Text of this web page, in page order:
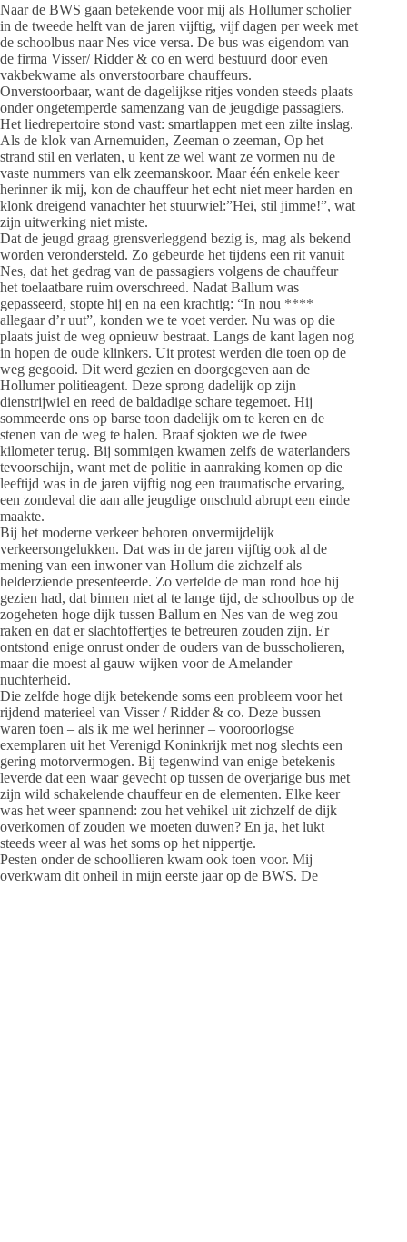
Naar de BWS gaan betekende voor mij als Hollumer scholier
in de tweede helft van de jaren vijftig, vijf dagen per week met
de schoolbus naar Nes vice versa. De bus was eigendom van
de firma Visser/ Ridder & co en werd bestuurd door even
vakbekwame als onverstoorbare chauffeurs.
Onverstoorbaar, want de dagelijkse ritjes vonden steeds plaats
onder ongetemperde samenzang van de jeugdige passagiers.
Het liedrepertoire stond vast: smartlappen met een zilte inslag.
Als de klok van Arnemuiden, Zeeman o zeeman, Op het
strand stil en verlaten, u kent ze wel want ze vormen nu de
vaste nummers van elk zeemanskoor. Maar één enkele keer
herinner ik mij, kon de chauffeur het echt niet meer harden en
klonk dreigend vanachter het stuurwiel:”Hei, stil jimme!”, wat
zijn uitwerking niet miste.
Dat de jeugd graag grensverleggend bezig is, mag als bekend
worden verondersteld. Zo gebeurde het tijdens een rit vanuit
Nes, dat het gedrag van de passagiers volgens de chauffeur
het toelaatbare ruim overschreed. Nadat Ballum was
gepasseerd, stopte hij en na een krachtig: “In nou ****
allegaar d’r uut”, konden we te voet verder. Nu was op die
plaats juist de weg opnieuw bestraat. Langs de kant lagen nog
in hopen de oude klinkers. Uit protest werden die toen op de
weg gegooid. Dit werd gezien en doorgegeven aan de
Hollumer politieagent. Deze sprong dadelijk op zijn
dienstrijwiel en reed de baldadige schare tegemoet. Hij
sommeerde ons op barse toon dadelijk om te keren en de
stenen van de weg te halen. Braaf sjokten we de twee
kilometer terug. Bij sommigen kwamen zelfs de waterlanders
tevoorschijn, want met de politie in aanraking komen op die
leeftijd was in de jaren vijftig nog een traumatische ervaring,
een zondeval die aan alle jeugdige onschuld abrupt een einde
maakte.
Bij het moderne verkeer behoren onvermijdelijk
verkeersongelukken. Dat was in de jaren vijftig ook al de
mening van een inwoner van Hollum die zichzelf als
helderziende presenteerde. Zo vertelde de man rond hoe hij
gezien had, dat binnen niet al te lange tijd, de schoolbus op de
zogeheten hoge dijk tussen Ballum en Nes van de weg zou
raken en dat er slachtoffertjes te betreuren zouden zijn. Er
ontstond enige onrust onder de ouders van de busscholieren,
maar die moest al gauw wijken voor de Amelander
nuchterheid.
Die zelfde hoge dijk betekende soms een probleem voor het
rijdend materieel van Visser / Ridder & co. Deze bussen
waren toen – als ik me wel herinner – vooroorlogse
exemplaren uit het Verenigd Koninkrijk met nog slechts een
gering motorvermogen. Bij tegenwind van enige betekenis
leverde dat een waar gevecht op tussen de overjarige bus met
zijn wild schakelende chauffeur en de elementen. Elke keer
was het weer spannend: zou het vehikel uit zichzelf de dijk
overkomen of zouden we moeten duwen? En ja, het lukt
steeds weer al was het soms op het nippertje.
Pesten onder de schoollieren kwam ook toen voor. Mij
overkwam dit onheil in mijn eerste jaar op de BWS. De